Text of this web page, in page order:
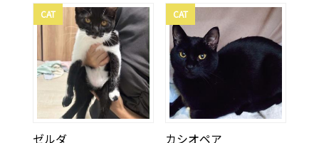
CAT
ゼルダ
CAT
カシオペア